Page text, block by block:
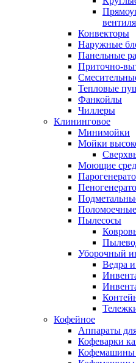
Конвекторы
Наружные
Панельные
Приточно-
Тепловые
Фанкойлы
Чиллеры
Клининговое
Минимойки
Мойки
Моющие
Пылесосы
Уборочный
Ведра
Кофейное
Аппараты
Кофеварки
Кофемашины